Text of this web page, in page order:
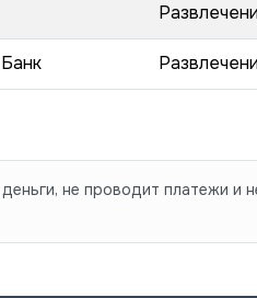
не проводит платежи и